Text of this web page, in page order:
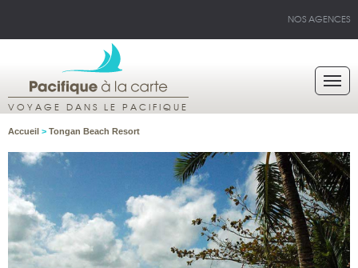
NOS AGENCES
VOYAGE DANS LE PACIFIQUE
Accueil > Tongan Beach Resort